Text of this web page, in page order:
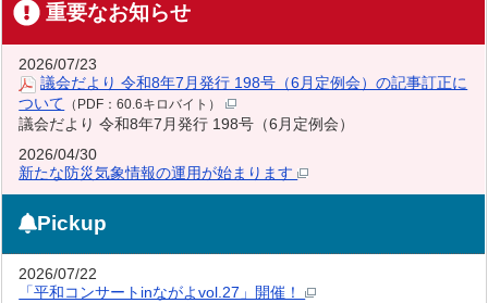
重要なお知らせ
2026/07/23
議会だより 令和8年7月発行 198号（6月定例会）の記事訂正に
ついて （PDF：60.6キロバイト）
議会だより 令和8年7月発行 198号（6月定例会）
2026/04/30
新たな防災気象情報の運用が始まります
Pickup
2026/07/22
「平和コンサートinながよvol.27」開催！